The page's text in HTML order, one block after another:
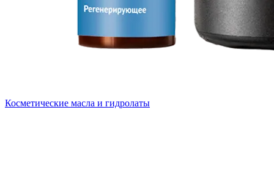
Косметические масла и гидролаты